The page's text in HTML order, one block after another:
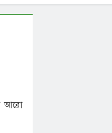
আরো